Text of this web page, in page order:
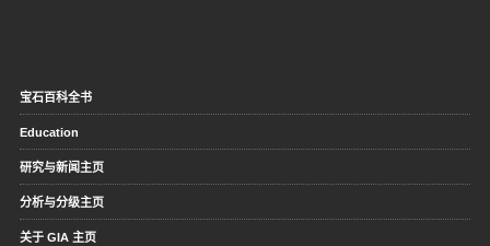
宝石百科全书
Education
研究与新闻主页
分析与分级主页
关于 GIA 主页